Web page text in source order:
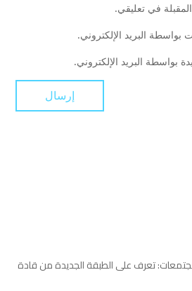
في تعليقي.
بواسطة البريد الإلكتروني.
بواسطة البريد الإلكتروني.
تعرف على الطبقة الجديدة من قادة